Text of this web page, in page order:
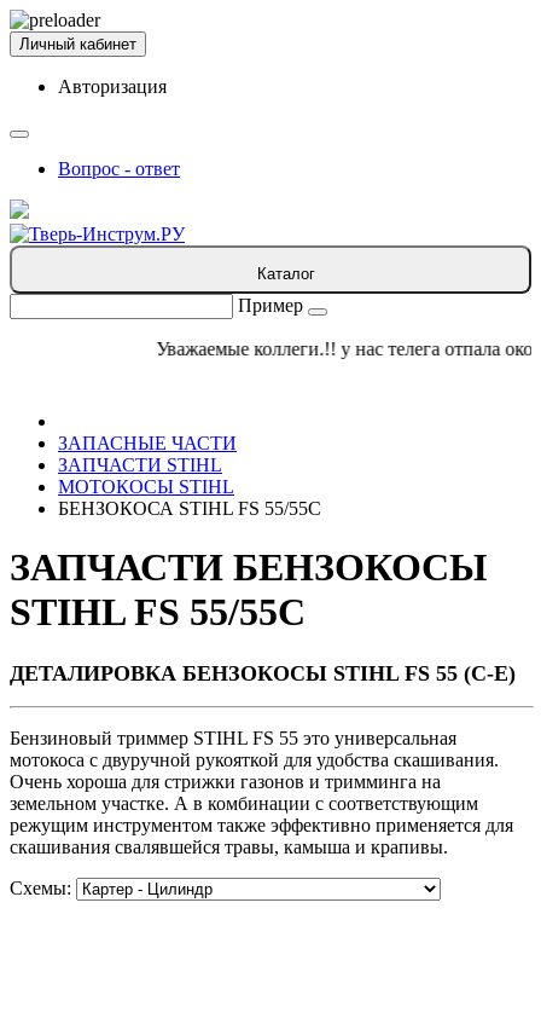
Личный кабинет
Авторизация
Вопрос - ответ
Каталог
Пример
Уважаемые коллеги.!! у нас телега отпала
ЗАПАСНЫЕ ЧАСТИ
ЗАПЧАСТИ STIHL
МОТОКОСЫ STIHL
БЕНЗОКОСА STIHL FS 55/55С
ЗАПЧАСТИ БЕНЗОКОСЫ
STIHL FS 55/55С
ДЕТАЛИРОВКА БЕНЗОКОСЫ STIHL FS 55 (C-E)
Бензиновый триммер STIHL FS 55 это универсальная
мотокоса с двуручной рукояткой для удобства скашивания.
Очень хороша для стрижки газонов и тримминга на
земельном участке. А в комбинации с соответствующим
режущим инструментом также эффективно применяется для
скашивания свалявшейся травы, камыша и крапивы.
Схемы: